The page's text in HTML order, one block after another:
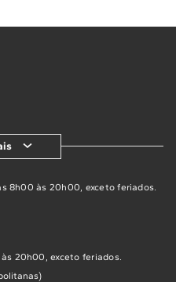
8h00 às 20h00, exceto feriados.
20h00, exceto feriados.